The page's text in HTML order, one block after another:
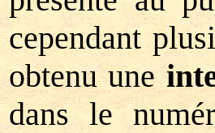
cependant
obtenu une
dans le